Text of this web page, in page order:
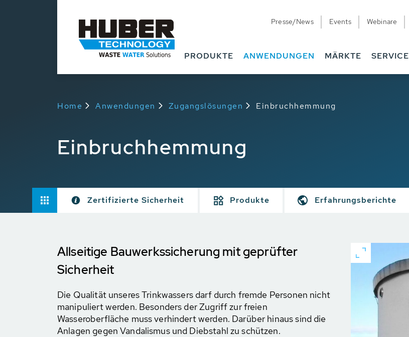
Presse/News Events Webinare
PRODUKTE ANWENDUNGEN MÄRKTE SERVICE
Home Anwendungen Zugangslösungen Einbruchhemmung
Einbruchhemmung
Zertifizierte Sicherheit Produkte Erfahrungsberichte
Allseitige Bauwerkssicherung mit geprüfter
Sicherheit
Die Qualität unseres Trinkwassers darf durch fremde Personen nicht
manipuliert werden. Besonders der Zugriff zur freien
Wasseroberfläche muss verhindert werden. Darüber hinaus sind die
Anlagen gegen Vandalismus und Diebstahl zu schützen.